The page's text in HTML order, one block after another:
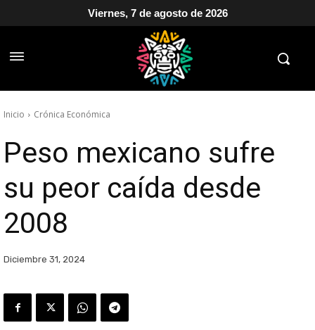
Viernes, 7 de agosto de 2026
Inicio Crónica Económica
Peso mexicano sufre
su peor caída desde
2008
Diciembre 31, 2024